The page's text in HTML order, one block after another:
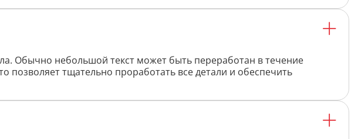
Определить птицу по фото
Обычно небольшой текст может быть переработан в течение
позволяет тщательно проработать все детали и обеспечить